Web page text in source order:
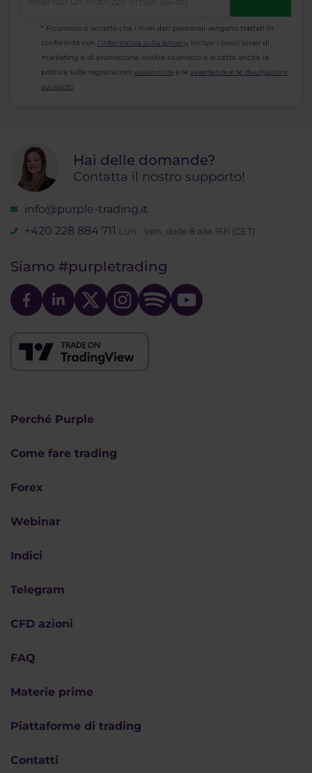
* Riconosco e accetto che i miei dati personali vengano trattati in
conformità con
l’informativa sulla privacy, inclusi i (suoi) scopi di
marketing e di promozione. Inoltre riconosco e accetto anche la
politica sulle registrazioni audiovisive e le avvertenze e le divulgazioni
sui rischi.
Hai delle domande?
Contatta il nostro supporto!
info@purple-trading.it
+420 228 884 711 Lun - Ven, dalle 8 alle 16h (CET)
Siamo #purpletrading
Perché Purple
Come fare trading
Forex
Webinar
Indici
Telegram
CFD azioni
FAQ
Materie prime
Piattaforme di trading
Contatti